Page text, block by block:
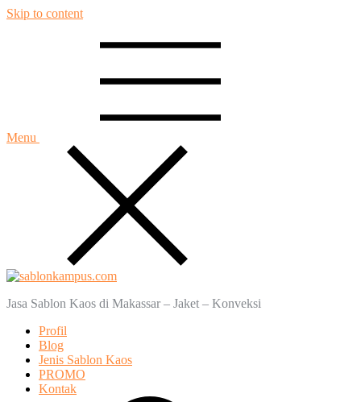
Skip to content
Menu
Jasa Sablon Kaos di Makassar – Jaket – Konveksi
Profil
Blog
Jenis Sablon Kaos
PROMO
Kontak